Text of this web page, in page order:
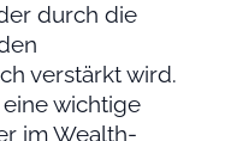
durch die
verstärkt wird.
wichtige
im Wealth-